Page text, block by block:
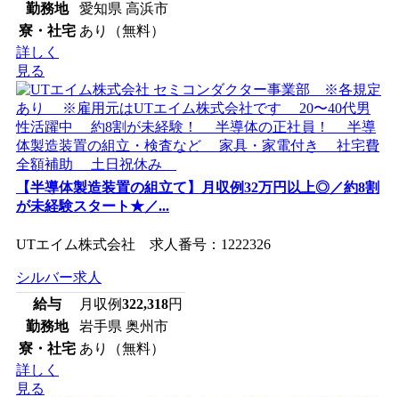
勤務地
愛知県 高浜市
寮・社宅 あり（無料）
詳しく
見る
【半導体製造装置の組立て】月収例32万円以上◎／約8割
が未経験スタート★／...
UTエイム株式会社 求人番号：1222326
シルバー求人
給与
月収例322,318円
勤務地
岩手県 奥州市
寮・社宅 あり（無料）
詳しく
見る